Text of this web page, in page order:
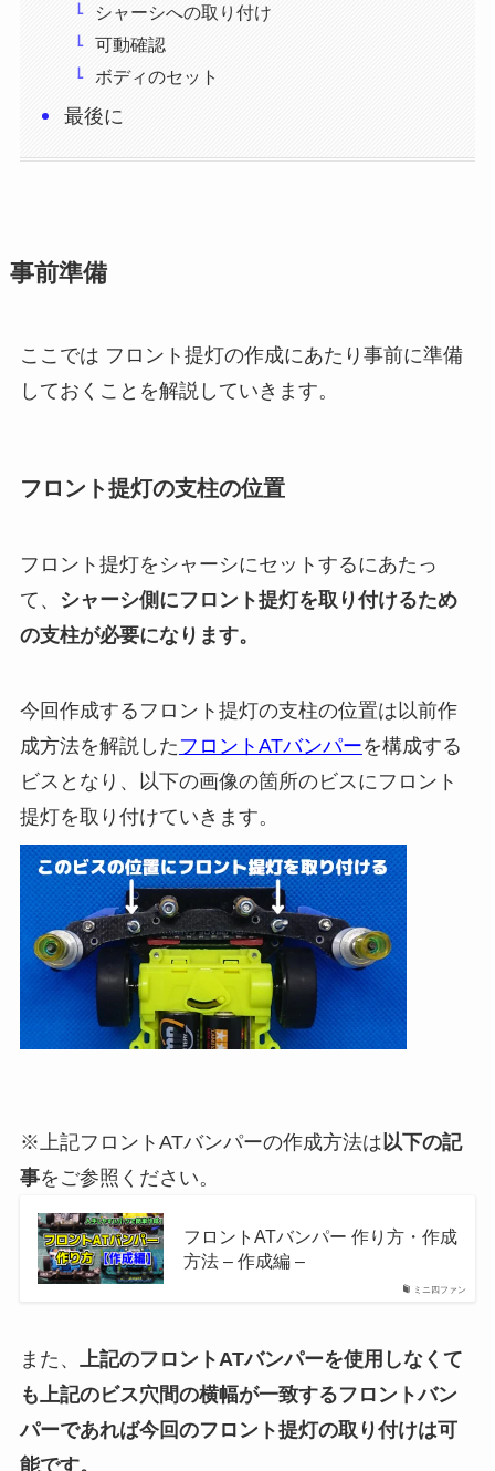
シャーシへの取り付け
可動確認
ボディのセット
最後に
事前準備
ここでは フロント提灯の作成にあたり事前に準備
しておくことを解説していきます。
フロント提灯の支柱の位置
フロント提灯をシャーシにセットするにあたっ
て、
シャーシ側にフロント提灯を取り付けるため
の支柱が必要になります。
今回作成するフロント提灯の支柱の位置は以前作
成方法を解説した フロントATバンパーを構成する
ビスとなり、以下の画像の箇所のビスにフロント
提灯を取り付けていきます。
※上記フロントATバンパーの作成方法は 以下の記
事をご参照ください。
ミニ四ファン
フロントATバンパー 作り方・作成
方法 – 作成編 –
また、
上記のフロントATバンパーを使用しなくて
も上記のビス穴間の横幅が一致するフロントバン
パーであれば今回のフロント提灯の取り付けは可
能です。